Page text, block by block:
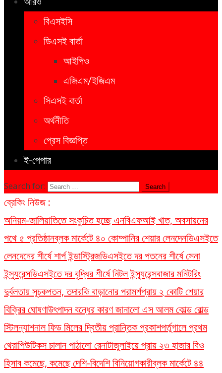
বিএসইসি
ডিএসই বার্তা
আইপিও
এজিএম/ইজিএম
সিএসই বার্তা
অর্থনীতি
প্রেস বিজ্ঞপ্তি
ই-পেপার
Search for:
ব্রেকিং নিউজ :
অনিয়ম-জালিয়াতিতে সংকুচিত হচ্ছে এনবিএফআই খাত, অবসায়নের
পথে ৫ প্রতিষ্ঠানব্লক মার্কেটে ৪০ কোম্পানির শেয়ার লেনদেনডিএসইতে
লেনদেনের শীর্ষে শার্প ইন্ডাস্ট্রিজডিএসইতে দর পতনের শীর্ষে সেনা
ইন্স্যুরেন্সডিএসইতে দর বৃদ্ধির শীর্ষে নিটল ইন্স্যুরেন্সবাজার মনিটরিং
দুর্বলতায় সূচকপতন, তদারকি বাড়ানোর পরামর্শপ্রায় ২ কোটি শেয়ার
বিক্রির ঘোষণাউৎপাদন বন্ধের কারণ জানালো এস আলম কোল্ড রোল্ড
স্টিলন্যাশনাল ফিড মিলের দ্বিতীয় প্রান্তিক প্রকাশপর্তুগালে প্রথম
থেরাপিউটিকস চালান পাঠালো রেনাটাজুলাইয়ে প্রায় ২৩ হাজার বিও
হিসাব কমেছে, কমেছে দেশি-বিদেশি বিনিয়োগকারীব্লক মার্কেটে ৪৪